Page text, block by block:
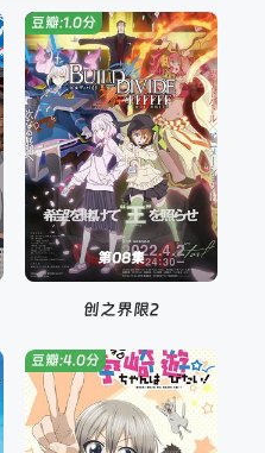
第08集
豆瓣:1.0分
创之界限2
豆瓣:4.0分